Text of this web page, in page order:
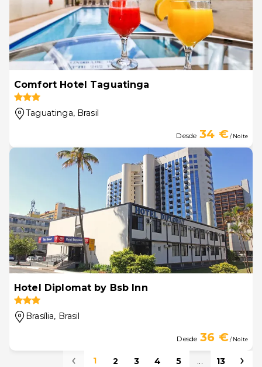
Comfort Hotel Taguatinga
Taguatinga, Brasil
Desde 34 €/ Noite
Hotel Diplomat by Bsb Inn
Brasília, Brasil
Desde 36 €/ Noite
1 2 3 4 5 ... 13